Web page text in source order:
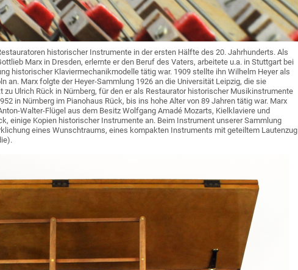
historischer Instrumente in der ersten Hälfte des 20. Jahrhunderts. Als
Marx in Dresden, erlernte er den Beruf des Vaters, arbeitete u.a. in Stuttgart bei
historischer Klaviermechanikmodelle tätig war. 1909 stellte ihn Wilhelm Heyer als
an. Marx folgte der Heyer-Sammlung 1926 an die Universität Leipzig, die sie
zu Ulrich Rück in Nürnberg, für den er als Restaurator historischer Musikinstrumente
in Nürnberg im Pianohaus Rück, bis ins hohe Alter von 89 Jahren tätig war. Marx
Walter-Flügel aus dem Besitz Wolfgang Amadé Mozarts, Kielklaviere und
einige Kopien historischer Instrumente an. Beim Instrument unserer Sammlung
eines Wunschtraums, eines kompakten Instruments mit geteiltem Lautenzug